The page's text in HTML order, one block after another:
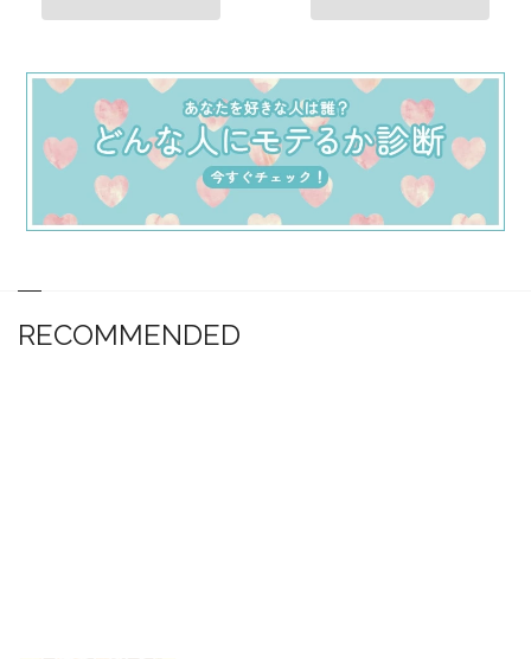
RECOMMENDED